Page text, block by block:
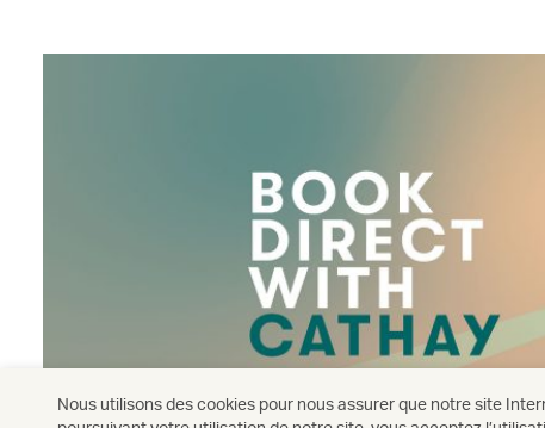
Nous utilisons des cookies pour nous assurer que notre site